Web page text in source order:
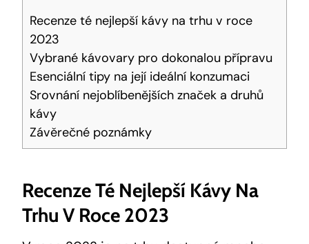
Recenze té nejlepší‍ kávy na trhu v roce
⁤2023
Vybrané kávovary pro dokonalou přípravu
Esenciální‌ tipy na její ideální konzumaci
Srovnání nejoblíbenějších značek a ⁤druhů
kávy
Závěrečné​ poznámky
Recenze Té Nejlepší‍ Kávy Na
Trhu V Roce ⁤2023